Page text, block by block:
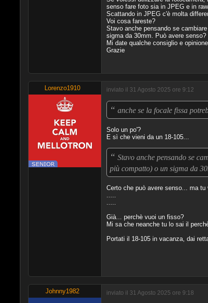
senso fare foto sia in JPEG e in
Scattando in JPEG c'è molta
Voi cosa fareste?
Stavo anche pensando se
sigma da 30mm. Può avere senso?
Mi date qualche consiglio e
Grazie
Lorenzo1910 inviato il 31 Agosto 2025 ore 9:12
“ anche se la focale fissa
Solo un po'?
E sì che vieni da un 18-105...
“ Stavo anche pensando se
più compatto) o un sigma da
Certo che può avere senso... ma
Già... perchè vuoi un fisso?
Mi sa che neanche tu lo sai il
Portati il 18-105 in vacanza, dai
Johnny1982 inviato il 31 Agosto 2025 ore 9:18